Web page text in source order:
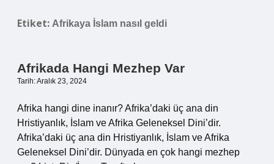
Etiket: Afrikaya İslam nasıl geldi
Afrikada Hangi Mezhep Var
Tarih: Aralık 23, 2024
Afrika hangi dine inanır? Afrika’daki üç ana din
Hristiyanlık, İslam ve Afrika Geleneksel Dini’dir.
Afrika’daki üç ana din Hristiyanlık, İslam ve Afrika
Geleneksel Dini’dir. Dünyada en çok hangi mezhep